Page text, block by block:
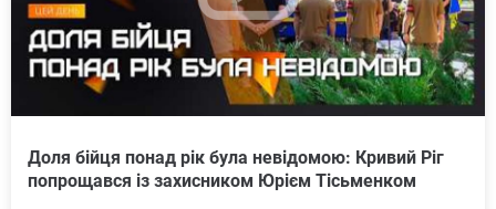
Доля бійця понад рік була невідомою: Кривий Ріг
попрощався із захисником Юрієм Тісьменком